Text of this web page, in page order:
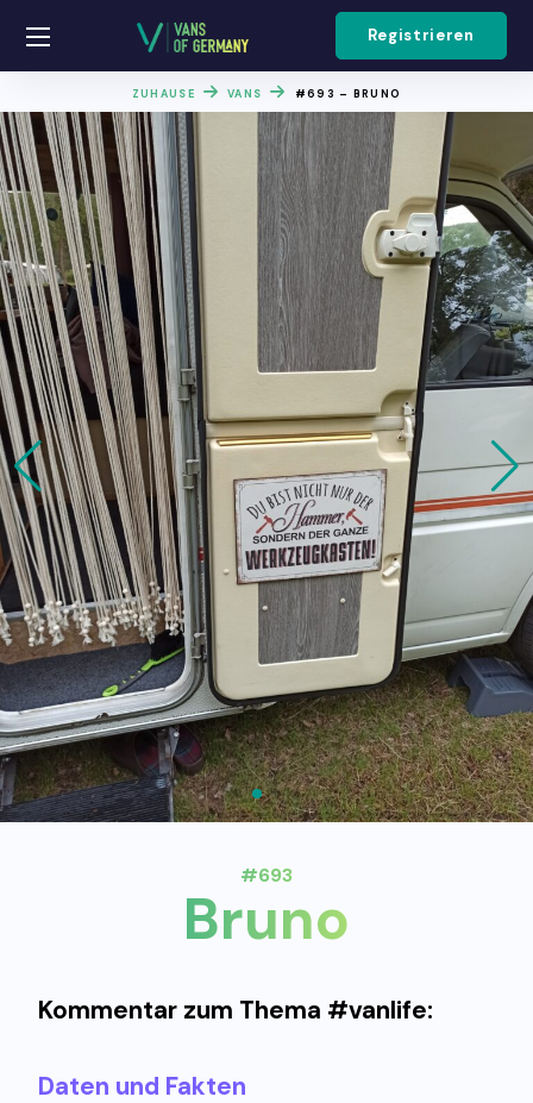
Registrieren
ZUHAUSE VANS #693 – BRUNO
#693
Bruno
Kommentar zum Thema #vanlife:
Daten und Fakten